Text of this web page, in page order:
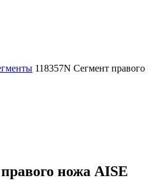
118357N Сегмент правого
ножа AISE